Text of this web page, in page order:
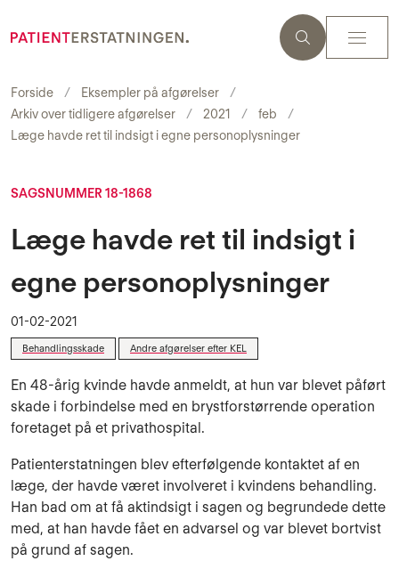
Forside
Eksempler på afgørelser
Arkiv over tidligere afgørelser
2021
feb
Læge havde ret til indsigt i egne personoplysninger
SAGSNUMMER 18-1868
Læge havde ret til indsigt i
egne personoplysninger
01-02-2021
Behandlingsskade Andre afgørelser efter KEL
En 48-årig kvinde havde anmeldt, at hun var blevet påført
skade i forbindelse med en brystforstørrende operation
foretaget på et privathospital.
Patienterstatningen blev efterfølgende kontaktet af en
læge, der havde været involveret i kvindens behandling.
Han bad om at få aktindsigt i sagen og begrundede dette
med, at han havde fået en advarsel og var blevet bortvist
på grund af sagen.